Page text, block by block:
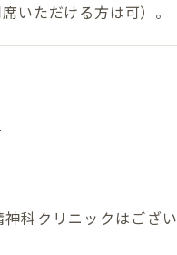
いただける方は可）。
科クリニックはござ